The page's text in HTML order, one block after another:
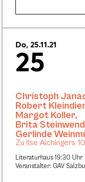
Do, 25.11.21
25
Literaturhaus 19:30 Uhr
Veranstalter: GAV
Christoph
Robert
Margot Koller,
Brita
Gerlinde
Zu Ilse Aichingers